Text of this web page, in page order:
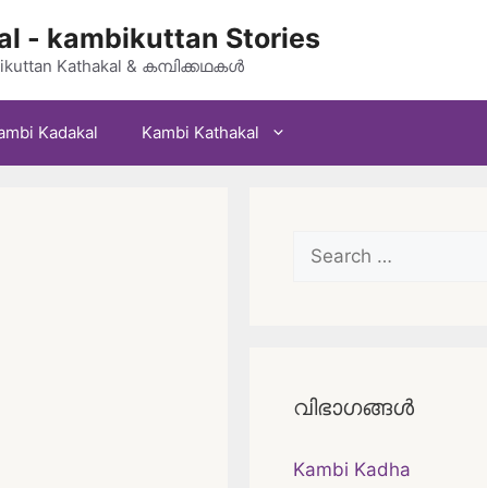
- kambikuttan Stories
Kathakal & കമ്പിക്കഥകൾ
Kadakal Kambi Kathakal
Search
for:
വിഭാഗങ്ങൾ
Kambi Kadha